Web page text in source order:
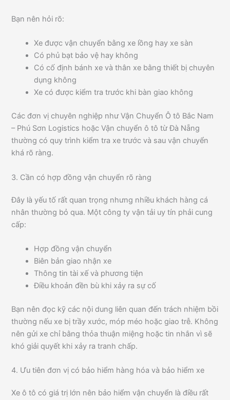
Bạn nên hỏi rõ:
Xe được vận chuyển bằng xe lồng hay xe sàn
Có phủ bạt bảo vệ hay không
Có cố định bánh xe và thân xe bằng thiết bị chuyên
dụng không
Xe có được kiểm tra trước khi bàn giao không
Các đơn vị chuyên nghiệp như Vận Chuyển Ô tô Bắc Nam
– Phú Sơn Logistics hoặc Vận chuyển ô tô từ Đà Nẵng
thường có quy trình kiểm tra xe trước và sau vận chuyển
khá rõ ràng.
3. Cần có hợp đồng vận chuyển rõ ràng
Đây là yếu tố rất quan trọng nhưng nhiều khách hàng cá
nhân thường bỏ qua. Một công ty vận tải uy tín phải cung
cấp:
Hợp đồng vận chuyển
Biên bản giao nhận xe
Thông tin tài xế và phương tiện
Điều khoản đền bù khi xảy ra sự cố
Bạn nên đọc kỹ các nội dung liên quan đến trách nhiệm bồi
thường nếu xe bị trầy xước, móp méo hoặc giao trễ. Không
nên gửi xe chỉ bằng thỏa thuận miệng hoặc tin nhắn vì sẽ
khó giải quyết khi xảy ra tranh chấp.
4. Ưu tiên đơn vị có bảo hiểm hàng hóa và bảo hiểm xe
Xe ô tô có giá trị lớn nên bảo hiểm vận chuyển là điều rất